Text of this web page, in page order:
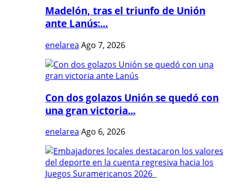
Madelón, tras el triunfo de Unión
ante Lanús:...
enelarea Ago 7, 2026
Con dos golazos Unión se quedó con
una gran victoria...
enelarea Ago 6, 2026